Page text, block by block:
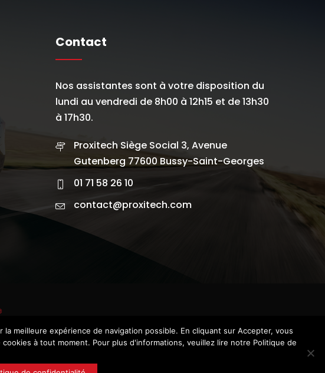
Contact
Nos assistantes sont à votre disposition du
lundi au vendredi de 8h00 à 12h15 et de 13h30
à 17h30.
Proxitech Siège Social 3, Avenue
Gutenberg 77600 Bussy-Saint-Georges
01 71 58 26 10
contact@proxitech.com
meilleure expérience de navigation possible. En cliquant sur Accepter, vous
à tout moment. Pour plus d'informations, veuillez lire notre Politique de